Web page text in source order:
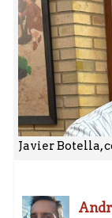
Javier Botella,